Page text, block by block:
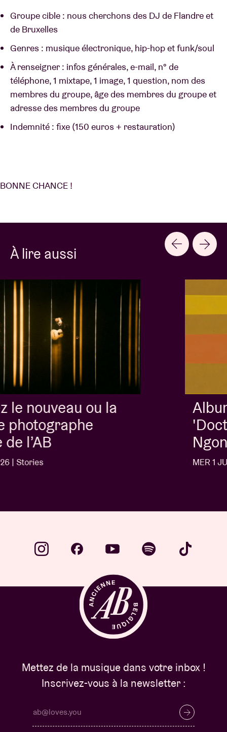
Groupe cible : nous cherchons des DJ de Flandre et
de Bruxelles
Genres : musique électronique, hip-hop et funk/soul
À renseigner : infos générales, e-mail, n° de
téléphone, 1 mixtape, 1 image, 1 question, nom des
membres du groupe, âge des membres du groupe et
adresse des membres du groupe
Indemnité : fixe (150 euros + restauration)
BONNE CHANCE !
À lire aussi
Album of the week:
'Doctrine Of Love' - Jalen
Ngonda
MER 1 JUIL 26 | Stories
Mettez de la musique dans votre inbox !
Inscrivez-vous à la newsletter :